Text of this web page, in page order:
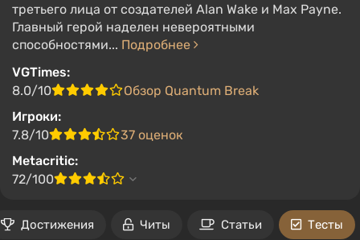
третьего лица от создателей Alan Wake и Max Payne.
Главный герой наделен невероятными
способностями... Подробнее
VGTimes:
8.0/10
Обзор Quantum Break
Игроки:
7.8/10
37 оценок
Metacritic:
72/100
Достижения Читы Статьи Тесты